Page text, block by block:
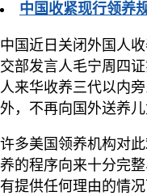
中国收紧现行领养
中国近日关闭外国人
交部发言人毛宁周四
人来华收养三代以内
外，不再向国外送养儿
许多美国领养机构对
养的程序向来十分完
有提供任何理由的情